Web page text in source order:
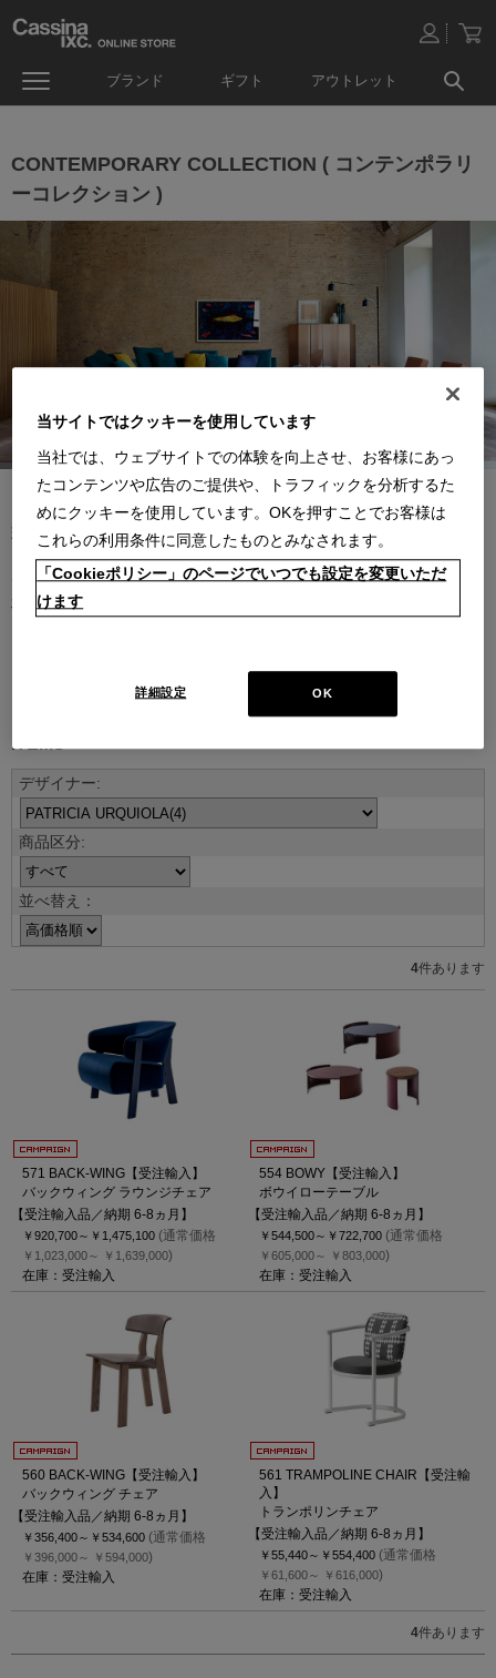
ブランド ギフト アウトレット
CONTEMPORARY COLLECTION ( コンテンポラリ
ーコレクション )
現代を代表する建築家やデザイナーとのコラボレーションによるコ
レクション。
デザイナーの創造性はもとより、そのデザインを支える職人技や素
材のクオリティがなければ、決して実現しないラインナップです。
ITEMS
並べ替え：
4件あります
571 BACK-WING【受注輸入】
バックウィング ラウンジチェア
【受注輸入品／納期 6-8ヵ月】
￥920,700～ ￥1,475,100 (通常価格
￥1,023,000～ ￥1,639,000)
在庫：受注輸入
554 BOWY【受注輸入】
ボウイローテーブル
【受注輸入品／納期 6-8ヵ月】
￥544,500～ ￥722,700 (通常価格
￥605,000～ ￥803,000)
在庫：受注輸入
560 BACK-WING【受注輸入】
バックウィング チェア
【受注輸入品／納期 6-8ヵ月】
￥356,400～ ￥534,600 (通常価格
￥396,000～ ￥594,000)
在庫：受注輸入
561 TRAMPOLINE CHAIR【受注輸
入】
トランポリンチェア
【受注輸入品／納期 6-8ヵ月】
￥55,440～ ￥554,400 (通常価格
￥61,600～ ￥616,000)
在庫：受注輸入
4件あります
当サイトではクッキーを使用しています
当社では、ウェブサイトでの体験を向上させ、お客様にあっ
たコンテンツや広告のご提供や、トラフィックを分析するた
めにクッキーを使用しています。OKを押すことでお客様は
これらの利用条件に同意したものとみなされます。
「Cookieポリシー」のページでいつでも設定を変更いただ
けます
OK
詳細設定